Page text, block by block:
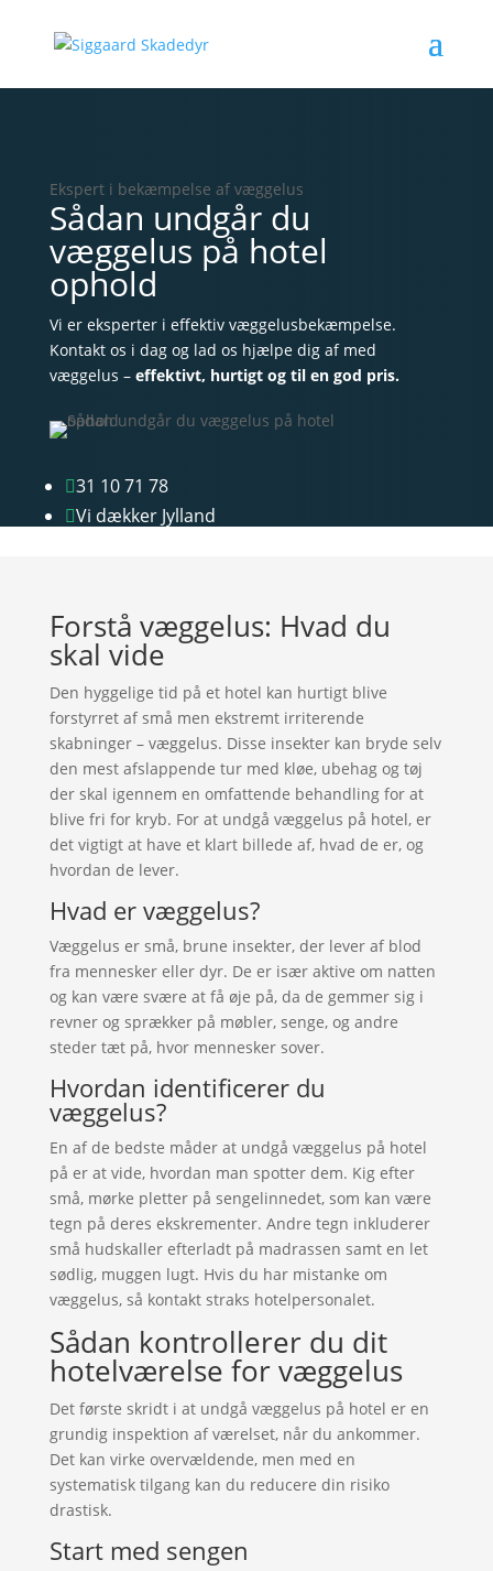
Ekspert i bekæmpelse af væggelus
Sådan undgår du
væggelus på hotel
ophold
Vi er eksperter i effektiv væggelusbekæmpelse.
Kontakt os i dag og lad os hjælpe dig af med
væggelus – effektivt, hurtigt og til en god pris.
31 10 71 78
Vi dækker Jylland
Forstå væggelus: Hvad du
skal vide
Den hyggelige tid på et hotel kan hurtigt blive
forstyrret af små men ekstremt irriterende
skabninger – væggelus. Disse insekter kan bryde selv
den mest afslappende tur med kløe, ubehag og tøj
der skal igennem en omfattende behandling for at
blive fri for kryb. For at undgå væggelus på hotel, er
det vigtigt at have et klart billede af, hvad de er, og
hvordan de lever.
Hvad er væggelus?
Væggelus er små, brune insekter, der lever af blod
fra mennesker eller dyr. De er især aktive om natten
og kan være svære at få øje på, da de gemmer sig i
revner og sprækker på møbler, senge, og andre
steder tæt på, hvor mennesker sover.
Hvordan identificerer du
væggelus?
En af de bedste måder at undgå væggelus på hotel
på er at vide, hvordan man spotter dem. Kig efter
små, mørke pletter på sengelinnedet, som kan være
tegn på deres ekskrementer. Andre tegn inkluderer
små hudskaller efterladt på madrassen samt en let
sødlig, muggen lugt. Hvis du har mistanke om
væggelus, så kontakt straks hotelpersonalet.
Sådan kontrollerer du dit
hotelværelse for væggelus
Det første skridt i at undgå væggelus på hotel er en
grundig inspektion af værelset, når du ankommer.
Det kan virke overvældende, men med en
systematisk tilgang kan du reducere din risiko
drastisk.
Start med sengen